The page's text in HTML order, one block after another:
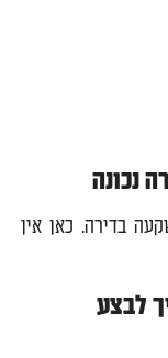
נכונה
בדירה. כאן אין
לבצע